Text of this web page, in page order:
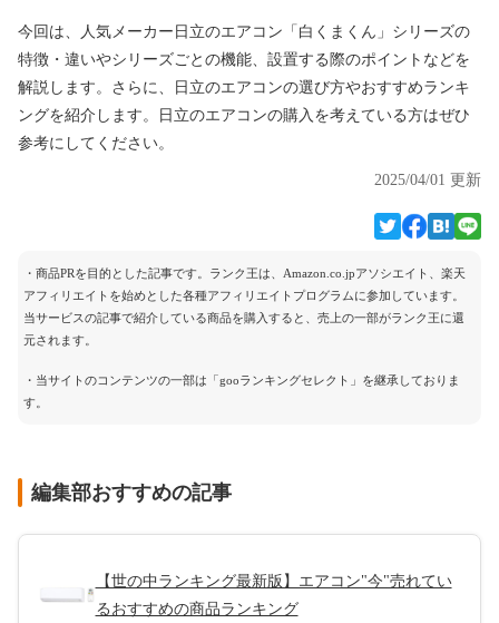
今回は、人気メーカー日立のエアコン「白くまくん」シリーズの
特徴・違いやシリーズごとの機能、設置する際のポイントなどを
解説します。さらに、日立のエアコンの選び方やおすすめランキ
ングを紹介します。日立のエアコンの購入を考えている方はぜひ
参考にしてください。
2025/04/01 更新
・商品PRを目的とした記事です。ランク王は、Amazon.co.jpアソシエイト、楽天
アフィリエイトを始めとした各種アフィリエイトプログラムに参加しています。
当サービスの記事で紹介している商品を購入すると、売上の一部がランク王に還
元されます。
・当サイトのコンテンツの一部は「gooランキングセレクト」を継承しておりま
す。
編集部おすすめの記事
【世の中ランキング最新版】エアコン"今"売れてい
るおすすめの商品ランキング